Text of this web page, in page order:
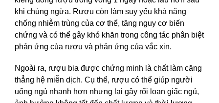
khi chủng ngừa. Rượu còn làm suy yếu khả năng
chống nhiễm trùng của cơ thể, tăng nguy cơ biến
chứng và có thể gây khó khăn trong công tác phân biệt
phản ứng của rượu và phản ứng của vắc xin.
Ngoài ra, rượu bia được chứng minh là chất làm căng
thẳng hệ miễn dịch. Cụ thể, rượu có thể giúp người
uống ngủ nhanh hơn nhưng lại gây rối loạn giấc ngủ,